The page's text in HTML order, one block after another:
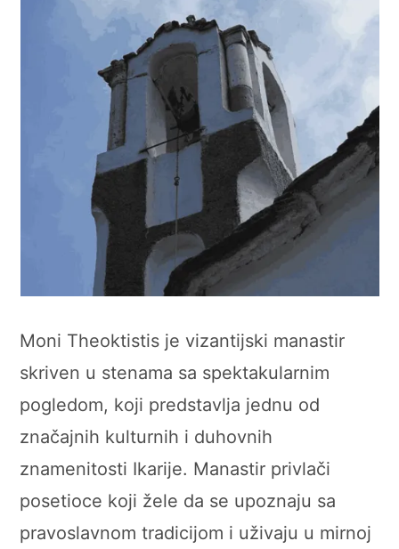
Moni Theoktistis je vizantijski manastir
skriven u stenama sa spektakularnim
pogledom, koji predstavlja jednu od
značajnih kulturnih i duhovnih
znamenitosti Ikarije. Manastir privlači
posetioce koji žele da se upoznaju sa
pravoslavnom tradicijom i uživaju u mirnoj